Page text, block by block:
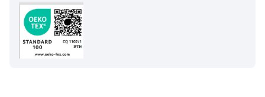
Entretien
• Température de lavage 60°
• En lavant votre linge à 40° au lieu de 60°, vous limitez la
consommation d'énergie